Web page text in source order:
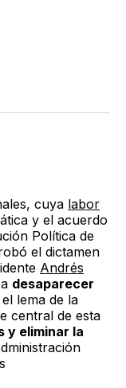
cuya labor
y el acuerdo
Política de
el dictamen
Andrés
desaparecer
lema de la
central de esta
y eliminar la